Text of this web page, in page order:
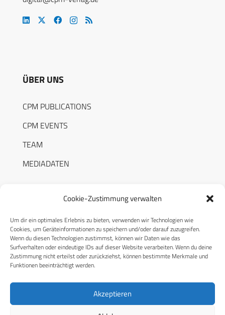
Cookie-Zustimmung verwalten
Um dir ein optimales Erlebnis zu bieten, verwenden wir Technologien wie
Cookies, um Geräteinformationen zu speichern und/oder darauf zuzugreifen.
Wenn du diesen Technologien zustimmst, können wir Daten wie das
Surfverhalten oder eindeutige IDs auf dieser Website verarbeiten. Wenn du deine
Zustimmung nicht erteilst oder zurückziehst, können bestimmte Merkmale und
Funktionen beeinträchtigt werden.
Akzeptieren
ÜBER UNS
CPM PUBLICATIONS
CPM EVENTS
TEAM
MEDIADATEN
RECHTLICHES
Datenschutzerklärung
Cookie-Richtlinie (EU)